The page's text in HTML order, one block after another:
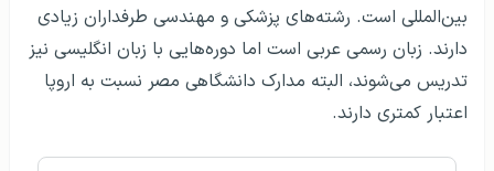
بین‌المللی است. رشته‌های پزشکی و مهندسی طرفداران زیادی
دارند. زبان رسمی عربی است اما دوره‌هایی با زبان انگلیسی نیز
تدریس می‌شوند، البته مدارک دانشگاهی مصر نسبت به اروپا
اعتبار کمتری دارند.